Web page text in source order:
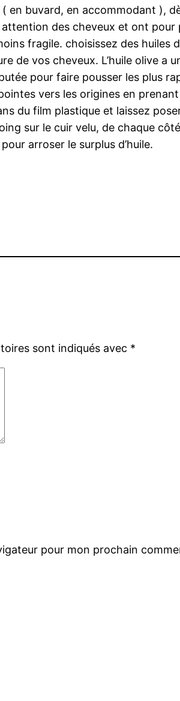
buvard, en accommodant ),
attention des cheveux et ont
fragile. choisissez des huiles
de vos cheveux. L’huile olive a
pour faire pousser les plus
vers les origines en
du film plastique et laissez
sur le cuir velu, de chaque côté
arroser le surplus d’huile.
sont indiqués avec *
pour mon prochain